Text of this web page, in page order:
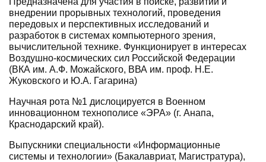
внедрении прорывных технологий, проведения
передовых и перспективных исследований и
разработок в системах компьютерного зрения,
вычислительной технике. Функционирует в интересах
Воздушно-космических сил Российской Федерации
(ВКА им. А.Ф. Можайского, ВВА им. проф. Н.Е.
Жуковского и Ю.А. Гагарина)
Научная рота №1 дислоцируется в Военном
инновационном технополисе «ЭРА» (г. Анапа,
Краснодарский край).
Выпускники специальности «Информационные
системы и технологии» (Бакалавриат, Магистратура),